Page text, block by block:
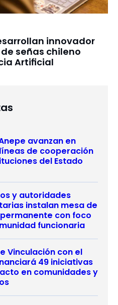
innovador
señas chileno
Artificial
avanzan en
de cooperación
del Estado
y autoridades
instalan mesa de
con foco
funcionaria
Vinculación con el
49 iniciativas
en comunidades y